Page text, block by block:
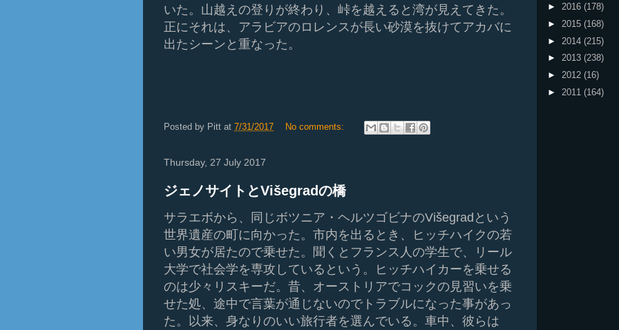
いた。山越えの登りが終わり、峠を越えると湾が見えてきた。
正にそれは、アラビアのロレンスが長い砂漠を抜けてアカバに
出たシーンと重なった 。
Posted by Pitt at 7/31/2017 No comments:
Thursday, 27 July 2017
ジェノサイトとVišegradの橋
サラエボから、同じボツニア・ヘルツゴビナのVišegradという
世界遺産の町に向かった。市内を出るとき、ヒッチハイクの若
い男女が居たので乗せた。聞くとフランス人の学生で、リール
大学で社会学を専攻しているという。ヒッチハイカーを乗せる
のは少々リスキーだ。昔、オーストリアでコックの見習いを乗
せた処、途中で言葉が通じないのでトラブルになった事があっ
た。以来、身なりのいい旅行者を選んでいる。車中、彼らは
► 2016 (178)
► 2015 (168)
► 2014 (215)
► 2013 (238)
► 2012 (16)
► 2011 (164)